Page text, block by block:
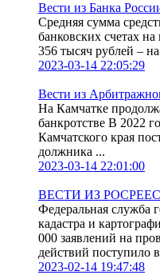
Вести из Банка
Средняя сумма
банковских счетах на
356 тысяч рублей –
2023-03-14 22:05:29
Вести из
На Камчатке
банкротстве В 2022
Камчатского края
должника ...
2023-03-14 22:01:00
ВЕСТИ ИЗ
Федеральная служба
кадастра и
000 заявлений на
действий поступило
2023-02-14 19:47:48